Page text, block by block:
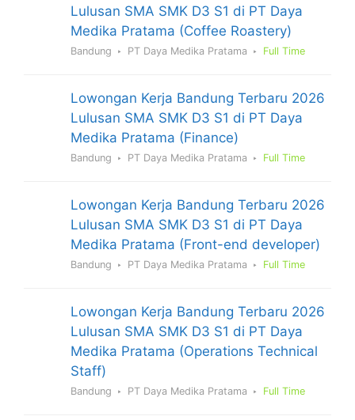
Lulusan SMA SMK D3 S1 di PT Daya
Medika Pratama (Coffee Roastery)
Bandung PT Daya Medika Pratama Full Time
Lowongan Kerja Bandung Terbaru 2026
Lulusan SMA SMK D3 S1 di PT Daya
Medika Pratama (Finance)
Bandung PT Daya Medika Pratama Full Time
Lowongan Kerja Bandung Terbaru 2026
Lulusan SMA SMK D3 S1 di PT Daya
Medika Pratama (Front-end developer)
Bandung PT Daya Medika Pratama Full Time
Lowongan Kerja Bandung Terbaru 2026
Lulusan SMA SMK D3 S1 di PT Daya
Medika Pratama (Operations Technical
Staff)
Bandung PT Daya Medika Pratama Full Time